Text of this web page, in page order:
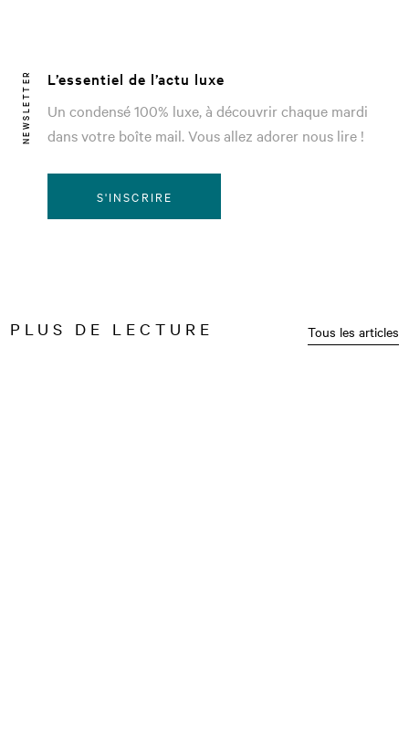
NEWSLETTER
L’essentiel de l’actu luxe
Un condensé 100% luxe, à découvrir chaque mardi
dans votre boîte mail. Vous allez adorer nous lire !
S'INSCRIRE
PLUS DE LECTURE Tous les articles